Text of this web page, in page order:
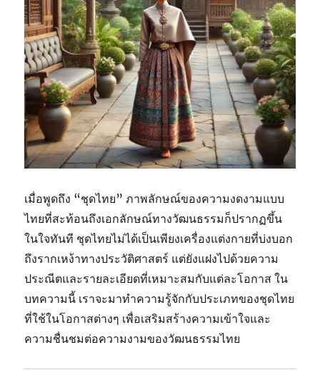
เมื่อพูดถึง “ชุดไทย” ภาพลักษณ์ของความงดงามแบบ
ไทยที่สะท้อนถึงเอกลักษณ์ทางวัฒนธรรมก็ปรากฏขึ้น
ในใจทันที ชุดไทยไม่ได้เป็นเพียงเครื่องแต่งกายที่บ่งบอก
ถึงรากเหง้าทางประวัติศาสตร์ แต่ยังแฝงไปด้วยความ
ประณีตและรายละเอียดที่เหมาะสมกับแต่ละโอกาส ใน
บทความนี้ เราจะมาทำความรู้จักกับประเภทของชุดไทย
ที่ใช้ในโอกาสต่างๆ เพื่อเสริมสร้างความเข้าใจและ
ความชื่นชมต่อความงามของวัฒนธรรมไทย